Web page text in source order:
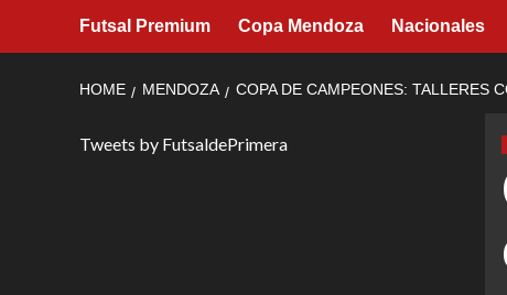
Futsal Premium Copa Mendoza Nacionales
HOME MENDOZA COPA DE CAMPEONES: TALLERES
Tweets by FutsaldePrimera